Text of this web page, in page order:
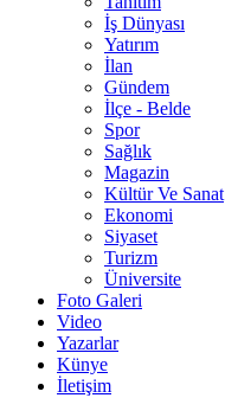
İş Dünyası
Yatırım
İlan
Gündem
İlçe - Belde
Spor
Sağlık
Magazin
Kültür Ve Sanat
Ekonomi
Siyaset
Turizm
Üniversite
Foto Galeri
Video
Yazarlar
Künye
İletişim